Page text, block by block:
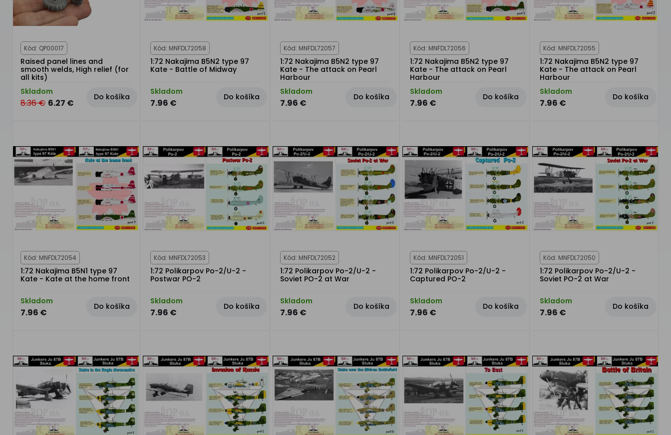
Kód: QP00017
Raised panel lines and
smooth welds, High relief (for
all kits)
Skladom
8.36 € 6.27 €
Do košíka
Kód: MNFDL72058
1:72 Nakajima B5N2 type 97
Kate - Battle of Midway
Skladom
7.96 €
Do košíka
Kód: MNFDL72057
1:72 Nakajima B5N2 type 97
Kate - The attack on Pearl
Harbour
Skladom
7.96 €
Do košíka
Kód: MNFDL72056
1:72 Nakajima B5N2 type 97
Kate - The attack on Pearl
Harbour
Skladom
7.96 €
Do košíka
Kód: MNFDL72055
1:72 Nakajima B5N2 type 97
Kate - The attack on Pearl
Harbour
Skladom
7.96 €
Do košíka
Kód: MNFDL72054
1:72 Nakajima B5N1 type 97
Kate - Kate at the home front
Skladom
7.96 €
Do košíka
Kód: MNFDL72053
1:72 Polikarpov Po-2/U-2 -
Postwar PO-2
Skladom
7.96 €
Do košíka
Kód: MNFDL72052
1:72 Polikarpov Po-2/U-2 -
Soviet PO-2 at War
Skladom
7.96 €
Do košíka
Kód: MNFDL72051
1:72 Polikarpov Po-2/U-2 -
Captured PO-2
Skladom
7.96 €
Do košíka
Kód: MNFDL72050
1:72 Polikarpov Po-2/U-2 -
Soviet PO-2 at War
Skladom
7.96 €
Do košíka